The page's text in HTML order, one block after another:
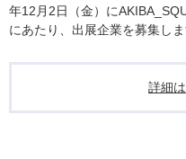
年12月2日（金）に
にあたり、出展企業を募集しま
詳細